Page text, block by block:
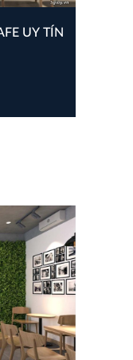
UY TÍN